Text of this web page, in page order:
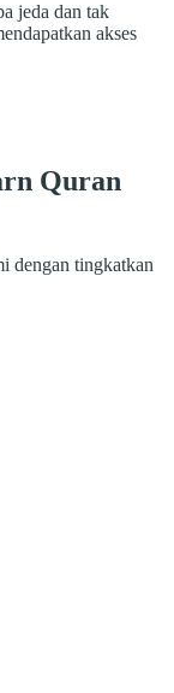
jeda dan tak
akses
Quran
dengan tingkatkan